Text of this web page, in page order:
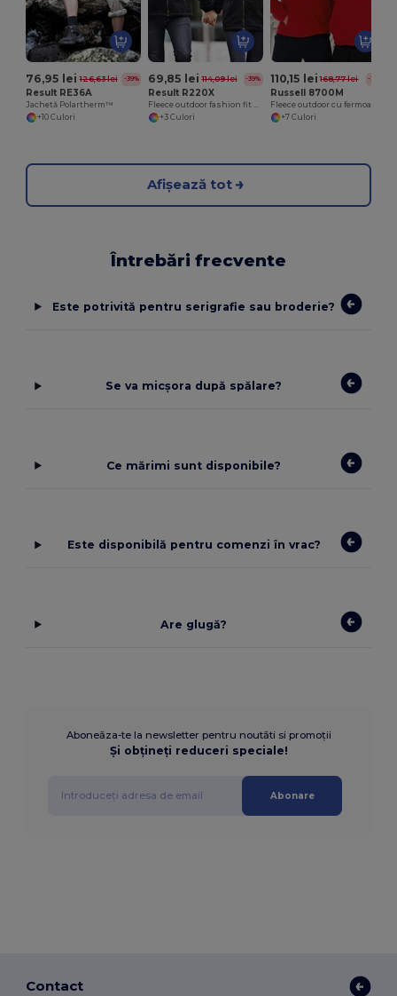
76,95 lei 126,63 lei -39%
Result RE36A
Jachetă Polartherm™
+10 Culori
69,85 lei 114,09 lei -39%
Result R220X
+3 Culori
110,15 lei 168,77 lei -35%
Russell 8700M
+7 Culori
Afișează tot
Întrebări frecvente
Este potrivită pentru serigrafie sau broderie?
Se va micșora după spălare?
Ce mărimi sunt disponibile?
Este disponibilă pentru comenzi în vrac?
Are glugă?
Aboneăza-te la newsletter pentru noutăti si promoții
Și obțineți reduceri speciale!
Abonare
Contact